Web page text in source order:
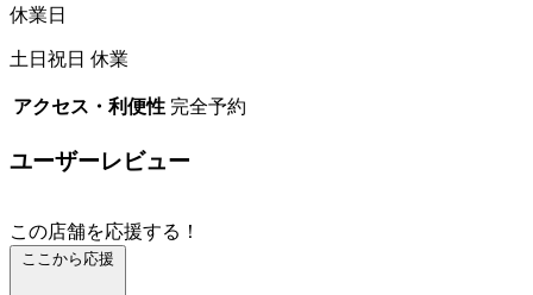
休業日
土日祝日 休業
アクセス・利便性 完全予約
ユーザーレビュー
この店舗を応援する！
ここから応援